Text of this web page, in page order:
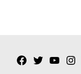
Facebook
Twitter